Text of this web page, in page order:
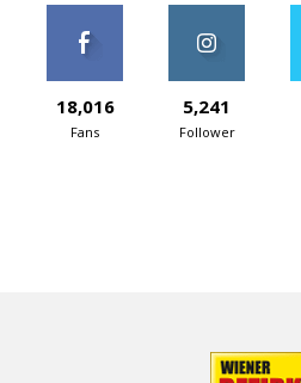
18,016
Fans
5,241
Follower